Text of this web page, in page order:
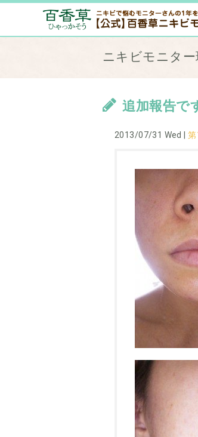
ニキビモニタ
追加報告で
2013/07/31 Wed |